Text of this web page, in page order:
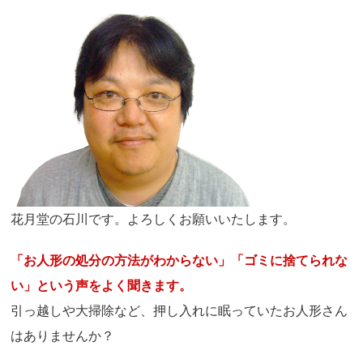
花月堂の石川です。よろしくお願いいたします。
「お人形の処分の方法がわからない」「ゴミに捨てられな
い」という声をよく聞きます。
引っ越しや大掃除など、押し入れに眠っていたお人形さん
はありませんか？